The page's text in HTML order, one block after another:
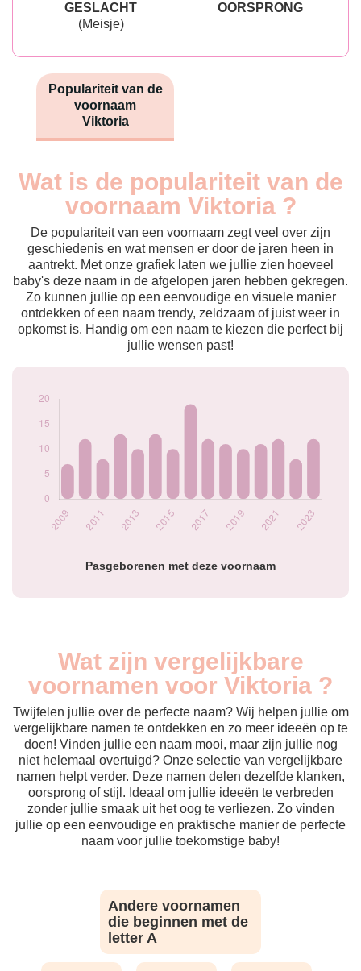
GESLACHT
(Meisje)
OORSPRONG
Populariteit van de
voornaam
Viktoria
Wat is de populariteit van de
voornaam Viktoria ?
De populariteit van een voornaam zegt veel over zijn
geschiedenis en wat mensen er door de jaren heen in
aantrekt. Met onze grafiek laten we jullie zien hoeveel
baby's deze naam in de afgelopen jaren hebben gekregen.
Zo kunnen jullie op een eenvoudige en visuele manier
ontdekken of een naam trendy, zeldzaam of juist weer in
opkomst is. Handig om een naam te kiezen die perfect bij
jullie wensen past!
Pasgeborenen met deze voornaam
prénom Viktoria
par année
Année
Nouveaux-
nés
2010
12
2011
8
2012
13
2013
10
2014
13
2015
10
2016
19
2021
2022
Wat zijn vergelijkbare
voornamen voor Viktoria ?
Twijfelen jullie over de perfecte naam? Wij helpen jullie om
vergelijkbare namen te ontdekken en zo meer ideeën op te
doen! Vinden jullie een naam mooi, maar zijn jullie nog
niet helemaal overtuigd? Onze selectie van vergelijkbare
namen helpt verder. Deze namen delen dezelfde klanken,
oorsprong of stijl. Ideaal om jullie ideeën te verbreden
zonder jullie smaak uit het oog te verliezen. Zo vinden
jullie op een eenvoudige en praktische manier de perfecte
naam voor jullie toekomstige baby!
Andere voornamen
die beginnen met de
letter A